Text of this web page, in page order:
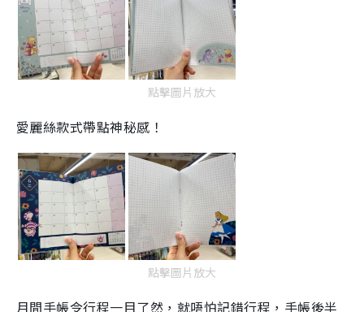
點擊圖片放大
愛麗絲款式帶點神秘感！
點擊圖片放大
月間手帳令行程一目了然，就唔怕記錯行程，手帳後半